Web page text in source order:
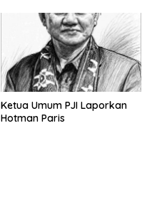
Ketua Umum PJI Laporkan
Hotman Paris